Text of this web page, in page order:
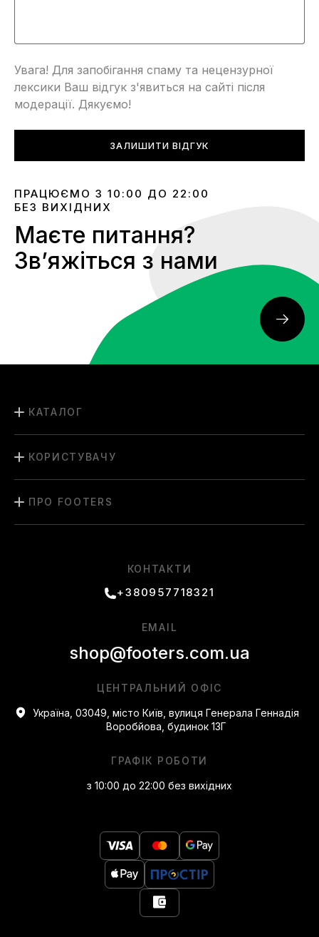
Увага! Для запобігання спаму та нецензурної
лексики Ваш відгук з'явиться на сайті після
модерації. Дякуємо!
ЗАЛИШИТИ ВІДГУК
ПРАЦЮЄМО З 10:00 ДО 22:00
БЕЗ ВИХІДНИХ
Маєте питання?
Звʼяжіться з нами
КАТАЛОГ
КОРИСТУВАЧУ
ПРО FOOTERS
КОНТАКТИ
+380957718321
ЦЕНТРАЛЬНИЙ ОФІС
Україна, 03049, місто Київ, вулиця Генерала Геннадія
Воробйова, будинок 13Г
ГРАФІК РОБОТИ
з 10:00 до 22:00 без вихідних
EMAIL
shop@footers.com.ua